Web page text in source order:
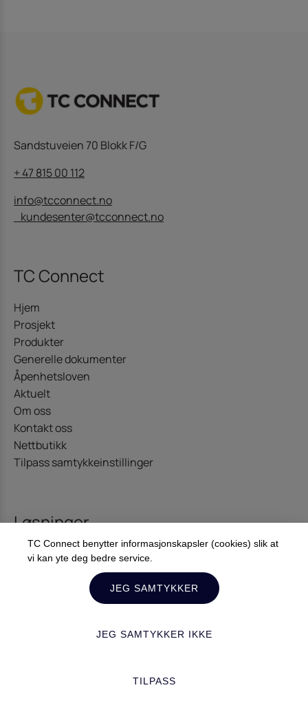
Sandstuveien 70 Blokk F/G
+ 47 815 00 112
info@tcconnect.no
kundesenter@tcconnect.no
TC Connect
Hjem
Prosjekt
Produkter
Generelle dokumenter
Åpenhetsloven
Aktuelt
Om oss
Kontakt oss
Nettbutikk
Tilpass samtykkeinstillinger
Løsninger
Kommunikasjon
Offshore – Energi
Kontakt oss
TC Connect benytter informasjonskapsler (cookies) slik at
vi kan yte deg bedre service.
JEG SAMTYKKER
JEG SAMTYKKER IKKE
TILPASS